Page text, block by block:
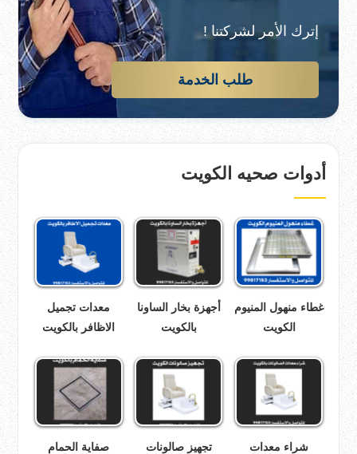
إترك الأمر لشركتنا !
طلب الخدمة
أدوات صحيه الكويت
غطاء منهول المنيوم
الكويت
أجهزة بخار الساونا
بالكويت
معدات تجميل
الاظافر بالكويت
شراء معدات
تجهيز صالونات
صفاية الحمام